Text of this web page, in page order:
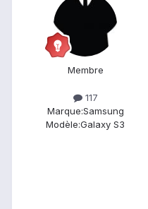
Membre
117
Marque:Samsung
Modèle:Galaxy S3